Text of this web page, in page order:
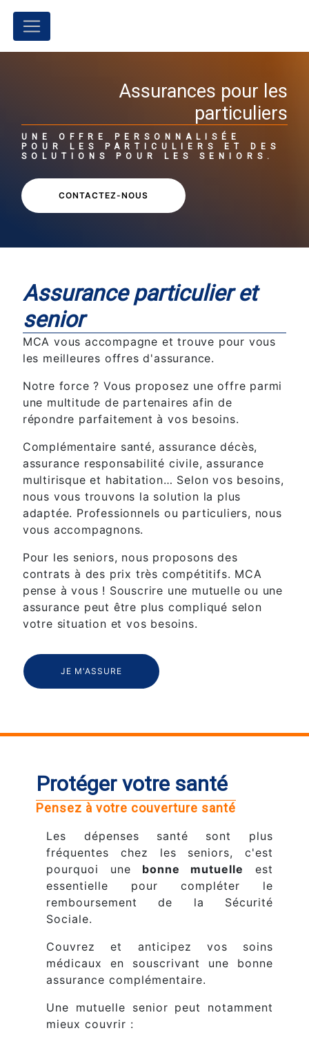
Panneau de gestion des cookies
Assurances pour les
particuliers
UNE OFFRE PERSONNALISÉE
POUR LES PARTICULIERS ET DES
SOLUTIONS POUR LES SENIORS.
CONTACTEZ-NOUS
Assurance particulier et
senior
MCA vous accompagne et trouve pour vous
les meilleures offres d'assurance.
Notre force ? Vous proposez une offre parmi
une multitude de partenaires afin de
répondre parfaitement à vos besoins.
Complémentaire santé, assurance décès,
assurance responsabilité civile, assurance
multirisque et habitation… Selon vos besoins,
nous vous trouvons la solution la plus
adaptée. Professionnels ou particuliers, nous
vous accompagnons.
Pour les seniors, nous proposons des
contrats à des prix très compétitifs. MCA
pense à vous ! Souscrire une mutuelle ou une
assurance peut être plus compliqué selon
votre situation et vos besoins.
JE M'ASSURE
Protéger votre santé
Pensez à votre couverture santé
Les dépenses santé sont plus
fréquentes chez les seniors, c'est
pourquoi une bonne mutuelle
est
essentielle pour compléter le
remboursement de la Sécurité
Sociale.
Couvrez et anticipez vos soins
médicaux en souscrivant une bonne
assurance complémentaire.
Une mutuelle senior peut notamment
mieux couvrir :